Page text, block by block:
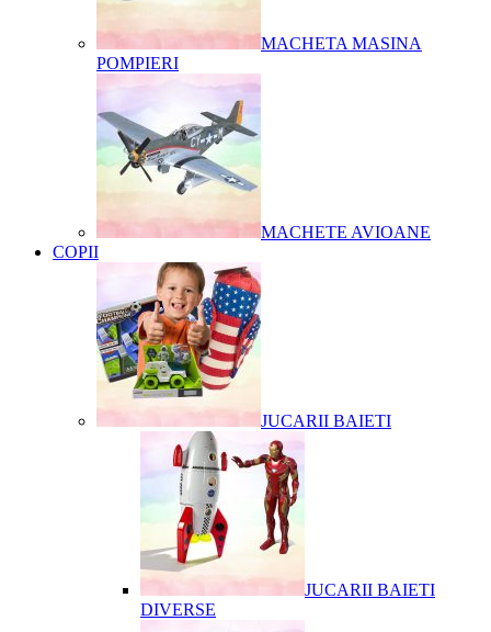
MACHETA MASINA
POMPIERI
MACHETE AVIOANE
COPII
JUCARII BAIETI
JUCARII BAIETI
DIVERSE